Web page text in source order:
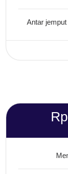
Antar